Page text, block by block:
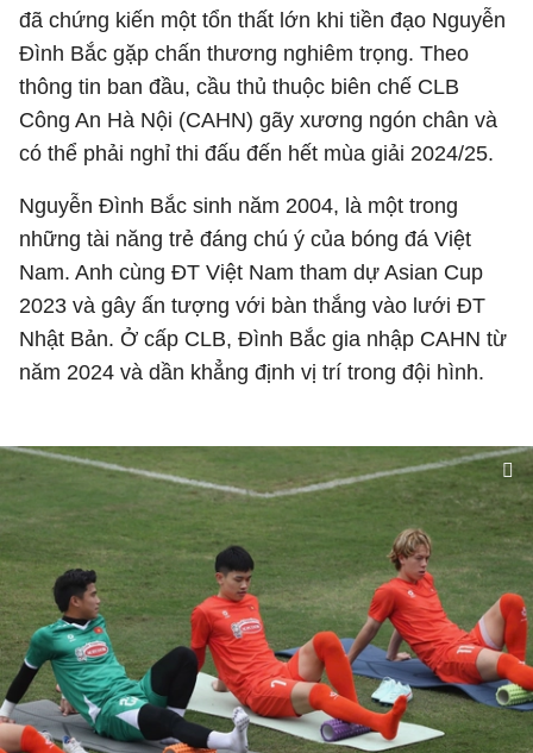
đã chứng kiến một tổn thất lớn khi tiền đạo Nguyễn
Đình Bắc gặp chấn thương nghiêm trọng. Theo
thông tin ban đầu, cầu thủ thuộc biên chế CLB
Công An Hà Nội (CAHN) gãy xương ngón chân và
có thể phải nghỉ thi đấu đến hết mùa giải 2024/25.
Nguyễn Đình Bắc sinh năm 2004, là một trong
những tài năng trẻ đáng chú ý của bóng đá Việt
Nam. Anh cùng ĐT Việt Nam tham dự Asian Cup
2023 và gây ấn tượng với bàn thắng vào lưới ĐT
Nhật Bản. Ở cấp CLB, Đình Bắc gia nhập CAHN từ
năm 2024 và dần khẳng định vị trí trong đội hình.